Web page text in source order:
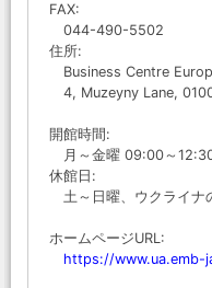
FAX:
044-490-5502
住所:
Business Centre
4, Muzeyny Lane,
開館時間:
月～金曜 09:00～
休館日:
土～日曜、ウクライナ
ホームページURL:
https://www.ua.emb-